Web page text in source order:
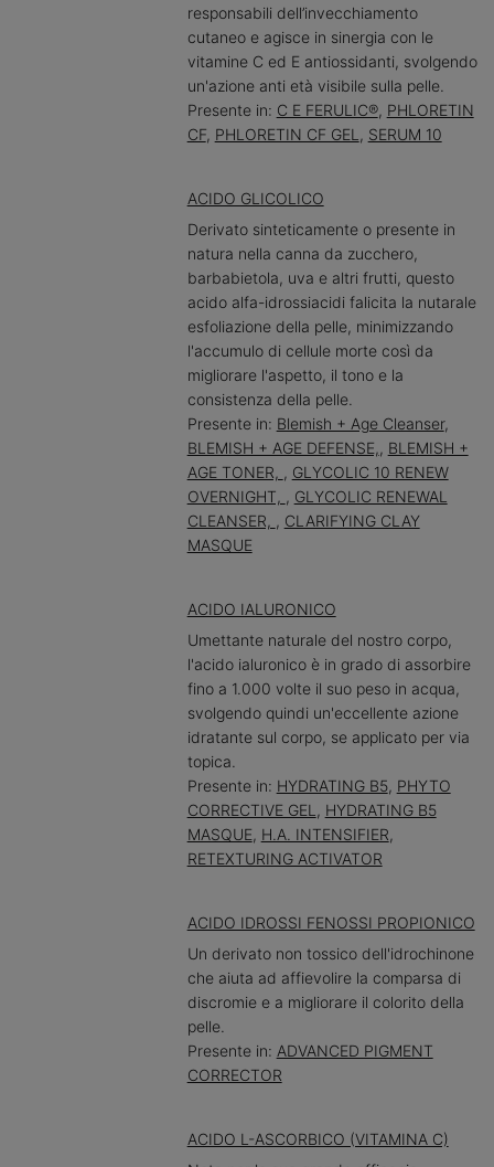
responsabili dell’invecchiamento
cutaneo e agisce in sinergia con le
vitamine C ed E antiossidanti, svolgendo
un'azione anti età visibile sulla pelle.
Presente in: C E FERULIC®, PHLORETIN
CF, PHLORETIN CF GEL , SERUM 10
ACIDO GLICOLICO
Derivato sinteticamente o presente in
natura nella canna da zucchero,
barbabietola, uva e altri frutti, questo
acido alfa-idrossiacidi falicita la nutarale
esfoliazione della pelle, minimizzando
l'accumulo di cellule morte così da
migliorare l'aspetto, il tono e la
consistenza della pelle.
Presente in: Blemish + Age Cleanser,
BLEMISH + AGE DEFENSE,, BLEMISH +
AGE TONER, , GLYCOLIC 10 RENEW
OVERNIGHT, , GLYCOLIC RENEWAL
CLEANSER, , CLARIFYING CLAY
MASQUE
ACIDO IALURONICO
Umettante naturale del nostro corpo,
l'acido ialuronico è in grado di assorbire
fino a 1.000 volte il suo peso in acqua,
svolgendo quindi un'eccellente azione
idratante sul corpo, se applicato per via
topica.
Presente in: HYDRATING B5, PHYTO
CORRECTIVE GEL , HYDRATING B5
MASQUE, H.A. INTENSIFIER,
RETEXTURING ACTIVATOR
ACIDO IDROSSI FENOSSI PROPIONICO
Un derivato non tossico dell'idrochinone
che aiuta ad affievolire la comparsa di
discromie e a migliorare il colorito della
pelle.
Presente in: ADVANCED PIGMENT
CORRECTOR
ACIDO L-ASCORBICO (VITAMINA C)